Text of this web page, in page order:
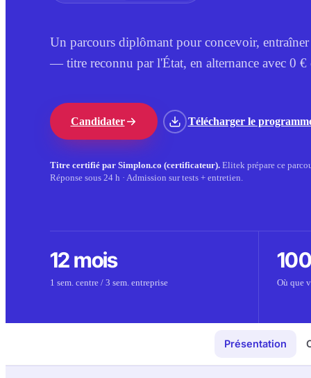
Un parcours diplômant pour concevoir,
— titre reconnu par l'État, en alternance avec 0 €
Candidater Télécharger le
Titre certifié par Simplon.co (certificateur). Elitek prépare ce
Réponse sous 24 h · Admission sur tests + entretien.
12 mois
1 sem. centre / 3 sem. entreprise Où que
Présentation